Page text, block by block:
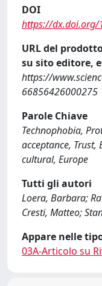
DOI
https://dx.doi.org/
URL del
su sito editore,
https://
66856426000275
Parole Chiave
Technophobia,
acceptance, Trust,
cultural, Europe
Tutti gli autori
Loera, Barbara;
Cresti, Matteo;
Appare nelle
03A-Articolo su